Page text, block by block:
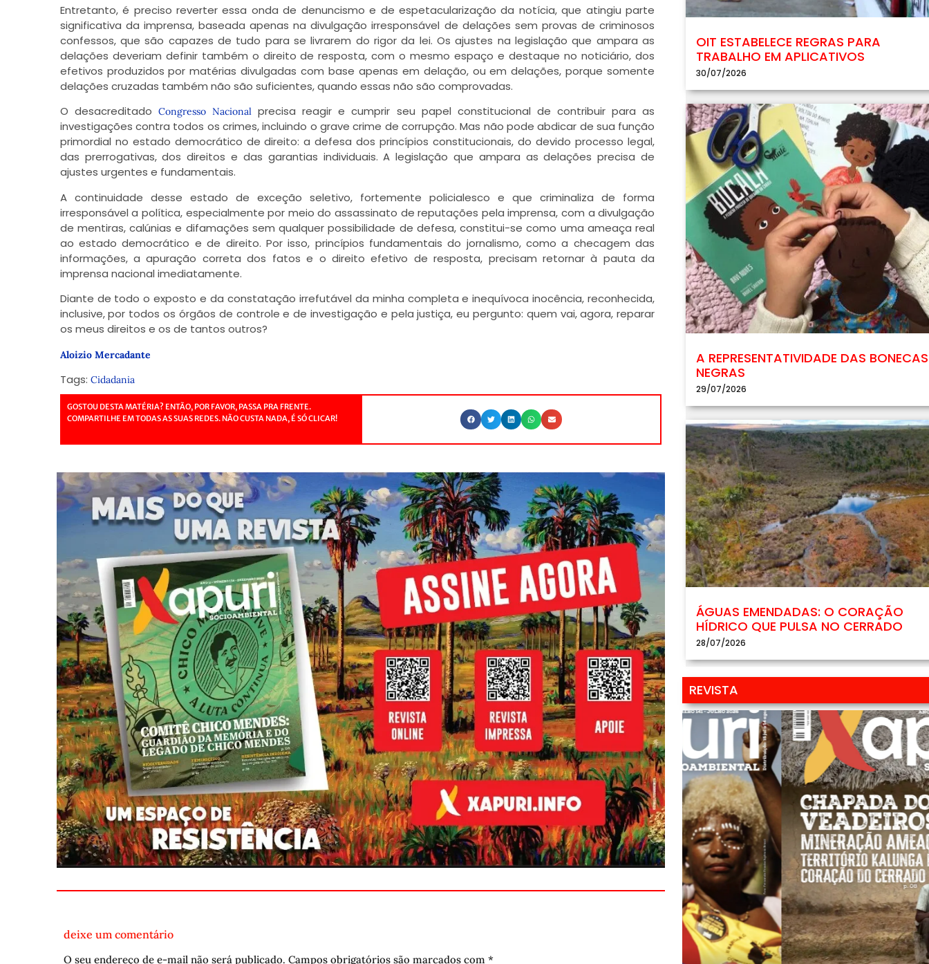
Entretanto, é preciso reverter essa onda de denuncismo e de espetacularização da notícia, que atingiu parte
significativa da imprensa, baseada apenas na divulgação irresponsável de delações sem provas de criminosos
confessos, que são capazes de tudo para se livrarem do rigor da lei. Os ajustes na legislação que ampara as
delações deveriam definir também o direito de resposta, com o mesmo espaço e destaque no noticiário, dos
efetivos produzidos por matérias divulgadas com base apenas em delação, ou em delações, porque somente
delações cruzadas também não são suficientes, quando essas não são comprovadas.
O desacreditado Congresso Nacional precisa reagir e cumprir seu papel constitucional de contribuir para as
investigações contra todos os crimes, incluindo o grave crime de corrupção. Mas não pode abdicar de sua função
primordial no estado democrático de direito: a defesa dos princípios constitucionais, do devido processo legal,
das prerrogativas, dos direitos e das garantias individuais. A legislação que ampara as delações precisa de
ajustes urgentes e fundamentais.
A continuidade desse estado de exceção seletivo, fortemente policialesco e que criminaliza de forma
irresponsável a política, especialmente por meio do assassinato de reputações pela imprensa, com a divulgação
de mentiras, calúnias e difamações sem qualquer possibilidade de defesa, constitui-se como uma ameaça real
ao estado democrático e de direito. Por isso, princípios fundamentais do jornalismo, como a checagem das
informações, a apuração correta dos fatos e o direito efetivo de resposta, precisam retornar à pauta da
imprensa nacional imediatamente.
Diante de todo o exposto e da constatação irrefutável da minha completa e inequívoca inocência, reconhecida,
inclusive, por todos os órgãos de controle e de investigação e pela justiça, eu pergunto: quem vai, agora, reparar
os meus direitos e os de tantos outros?
Aloizio Mercadante
Tags: Cidadania
GOSTOU DESTA MATÉRIA? ENTÃO, POR FAVOR, PASSA PRA FRENTE.
COMPARTILHE EM TODAS AS SUAS REDES. NÃO CUSTA NADA, É SÓ CLICAR!
deixe um comentário
O seu endereço de e-mail não será publicado. Campos obrigatórios são marcados com *
OIT ESTABELECE REGRAS PARA
TRABALHO EM APLICATIVOS
30/07/2026
A REPRESENTATIVIDADE DAS BONECAS
NEGRAS
29/07/2026
ÁGUAS EMENDADAS: O CORAÇÃO
HÍDRICO QUE PULSA NO CERRADO
28/07/2026
REVISTA